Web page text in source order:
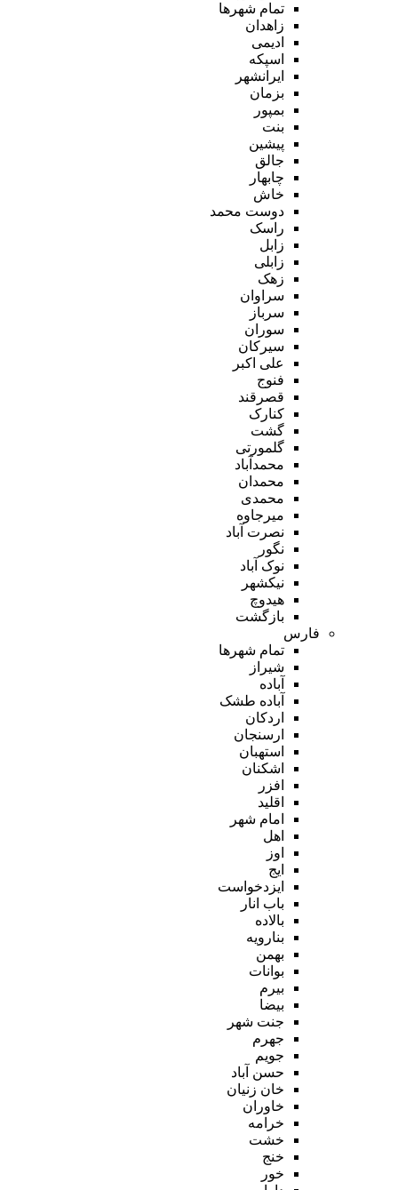
تمام شهر‌ها
زاهدان
ادیمی
اسپکه
ایرانشهر
بزمان
بمپور
بنت
پیشین
جالق
چابهار
خاش
دوست محمد
راسک
زابل
زابلی
زهک
سراوان
سرباز
سوران
سیرکان
علی اکبر
فنوج
قصرقند
کنارک
گشت
گلمورتی
محمدآباد
محمدان
محمدی
میرجاوه
نصرت آباد
نگور
نوک آباد
نیکشهر
هیدوچ
بازگشت
فارس
تمام شهر‌ها
شیراز
آباده
آباده طشک
اردکان
ارسنجان
استهبان
اشکنان
افزر
اقلید
امام شهر
اهل
اوز
ایج
ایزدخواست
باب انار
بالاده
بنارویه
بهمن
بوانات
بیرم
بیضا
جنت شهر
جهرم
جویم
حسن آباد
خان زنیان
خاوران
خرامه
خشت
خنج
خور